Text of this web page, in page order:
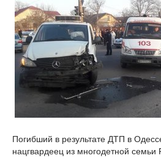
Погибший в результате ДТП в
нацгвардеец из многодетной семьи